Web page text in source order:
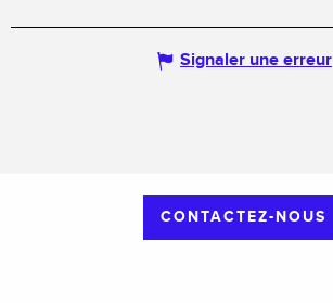
Signaler une erreur
CONTACTEZ-NOUS